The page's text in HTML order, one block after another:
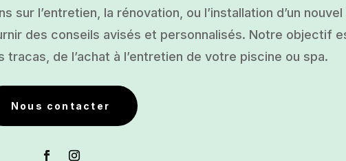
sur l’entretien, la rénovation, ou l’installation d’un nouvel
des conseils avisés et personnalisés. Notre objectif
de l’achat à l’entretien de votre piscine ou spa.
Nous contacter